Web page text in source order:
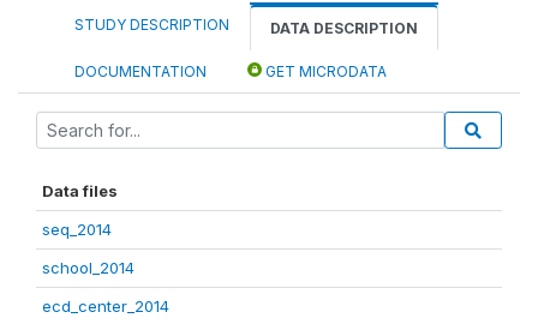
STUDY DESCRIPTION DATA DESCRIPTION
DOCUMENTATION GET MICRODATA
Data files
seq_2014
school_2014
ecd_center_2014